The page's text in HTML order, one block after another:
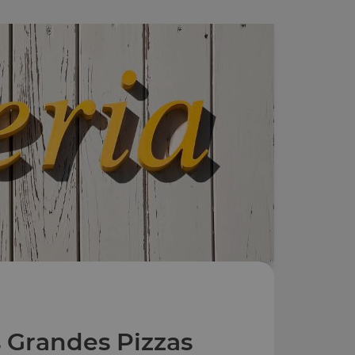
Grandes Pizzas